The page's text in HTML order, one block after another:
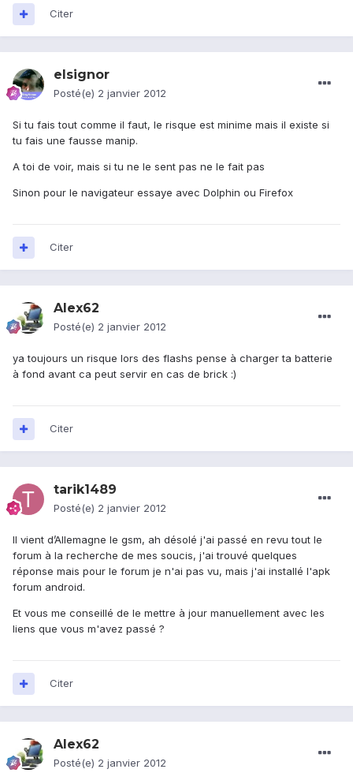
Citer
elsignor
Posté(e) 2 janvier 2012
Si tu fais tout comme il faut, le risque est minime mais il existe si
tu fais une fausse manip.
A toi de voir, mais si tu ne le sent pas ne le fait pas
Sinon pour le navigateur essaye avec Dolphin ou Firefox
Citer
Alex62
Posté(e) 2 janvier 2012
ya toujours un risque lors des flashs pense à charger ta batterie
à fond avant ca peut servir en cas de brick :)
Citer
tarik1489
Posté(e) 2 janvier 2012
Il vient d’Allemagne le gsm, ah désolé j'ai passé en revu tout le
forum à la recherche de mes soucis, j'ai trouvé quelques
réponse mais pour le forum je n'ai pas vu, mais j'ai installé l'apk
forum android.
Et vous me conseillé de le mettre à jour manuellement avec les
liens que vous m'avez passé ?
Citer
Alex62
Posté(e) 2 janvier 2012